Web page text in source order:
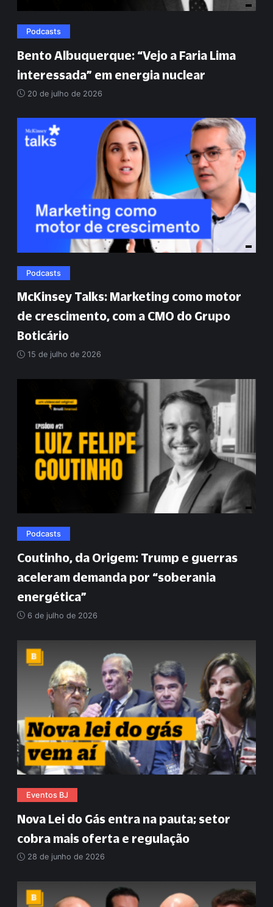
Podcasts
Bento Albuquerque: “Vejo a Faria Lima
interessada” em energia nuclear
20 de julho de 2026
Podcasts
McKinsey Talks: Marketing como motor
de crescimento, com a CMO do Grupo
Boticário
15 de julho de 2026
Podcasts
Coutinho, da Origem: Trump e guerras
aceleram demanda por “soberania
energética”
6 de julho de 2026
Eventos BJ
Nova Lei do Gás entra na pauta; setor
cobra mais oferta e regulação
28 de junho de 2026